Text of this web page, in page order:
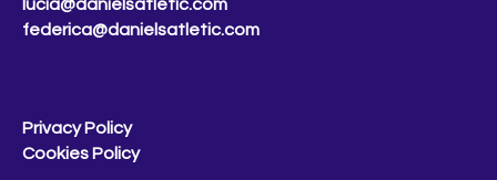
lucia@danielsatletic.com
federica@danielsatletic.com
Privacy Policy
Cookies Policy